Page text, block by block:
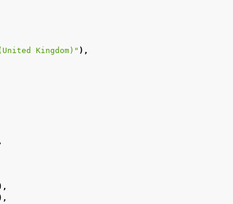
Kingdom)" ),